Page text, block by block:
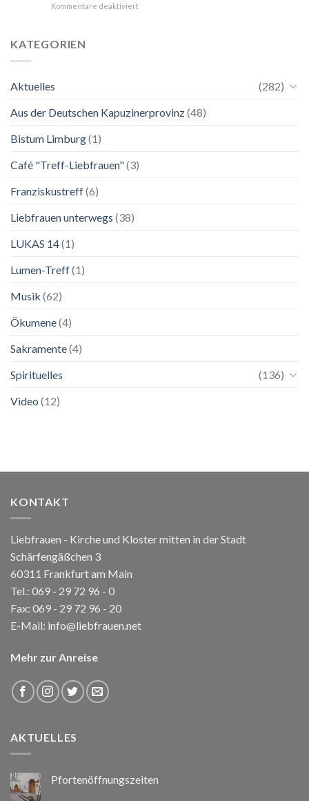
Maria.
Kommentare deaktiviertfür
Ausstellung
KATEGORIEN
Aktuelles
(282)
Aus der Deutschen Kapuzinerprovinz(48)
Bistum Limburg(1)
Café "Treff-Liebfrauen"(3)
Franziskustreff(6)
Liebfrauen unterwegs (38)
LUKAS 14(1)
Lumen-Treff(1)
Musik (62)
Ökumene(4)
Sakramente(4)
Spirituelles
(136)
Video (12)
KONTAKT
Liebfrauen - Kirche und Kloster mitten in der Stadt
Schärfengäßchen 3
60311 Frankfurt am Main
Tel.: 069 - 29 72 96 - 0
Fax: 069 - 29 72 96 - 20
E-Mail: info@liebfrauen.net
Mehr zur Anreise
AKTUELLES
Pfortenöffnungszeiten